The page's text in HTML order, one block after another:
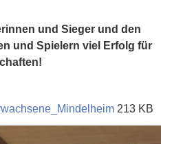
und Sieger und den
und Spielern viel Erfolg für
213 KB